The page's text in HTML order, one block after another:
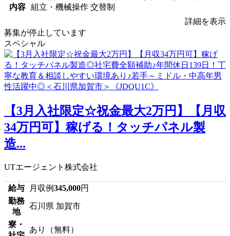
内容
組立・機械操作 交替制
詳細を表示
募集が停止しています
スペシャル
【3月入社限定☆祝金最大2万円】【月収
34万円可】稼げる！タッチパネル製
造...
UTエージェント株式会社
給与 月収例345,000円
勤務
地
石川県 加賀市
寮・
あり（無料）